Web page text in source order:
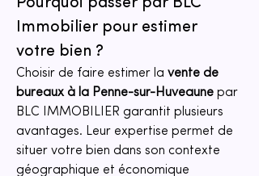
Pourquoi passer par BLC
Immobilier pour estimer
votre bien ?
Choisir de faire estimer la vente de
bureaux à la Penne-sur-Huveaune par
BLC IMMOBILIER garantit plusieurs
avantages. Leur expertise permet de
situer votre bien dans son contexte
géographique et économique